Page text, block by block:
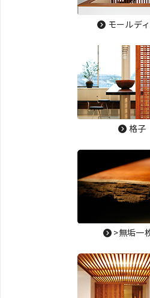
モールデ
格子
>無垢一